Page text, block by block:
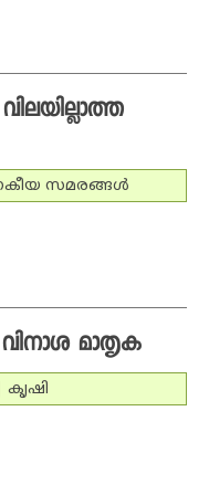
സമരങ്ങള്‍
മാതൃക
കൃഷി